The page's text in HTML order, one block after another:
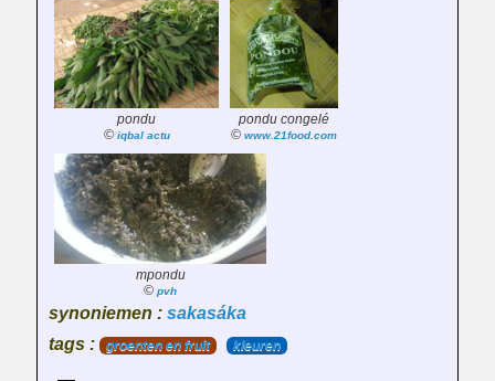
pondu
© iqbal actu
pondu congelé
© www.21food.com
mpondu
© pvh
synoniemen : sakasáka
tags :
groenten en fruit kleuren